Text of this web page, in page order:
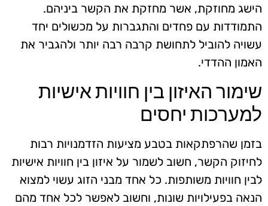
הישג מחוזקת, אשר מחזקת את הקשר ביניהם.
התמודדות עם פחדים והתגברות על מכשולים יחד
עשויה להוביל לתחושת קרבה רבה יותר ולהגביר את
האמון ההדדי.
שימור האיזון בין חוויות אישיות
למערכות יחסים
בזמן שהרפתקאות בטבע מציעות הזדמנויות רבות
לחיזוק הקשר, חשוב לשמור על איזון בין חוויות אישיות
לבין חוויות משותפות. כל אחד מבני הזוג עשוי למצוא
הנאה בפעילויות שונות, וחשוב לאפשר לכל אחד מהם